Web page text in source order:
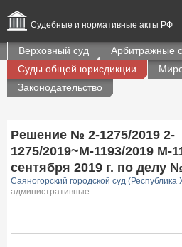
Судебные и нормативные акты РФ
Верховный суд
Арбитражные
Суды общей юрисдикции
Законодательство
Решение № 2-1275/2019 2-
1275/2019~М-1193/2019 М-
сентября 2019 г. по делу
Саяногорский городской суд (Республика
административные